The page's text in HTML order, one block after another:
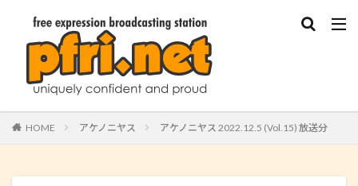
HOME アケノニヤス アケノニヤス 2022.12.5 (Vol.15) 放送分